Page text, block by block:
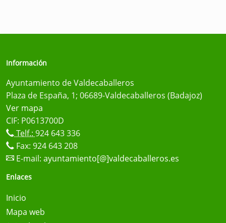
Información
Ayuntamiento de Valdecaballeros
Plaza de España, 1; 06689-Valdecaballeros (Badajoz)
Ver mapa
CIF: P0613700D
Telf.: 924 643 336
Fax: 924 643 208
E-mail: ayuntamiento[@]valdecaballeros.es
Enlaces
Inicio
Mapa web